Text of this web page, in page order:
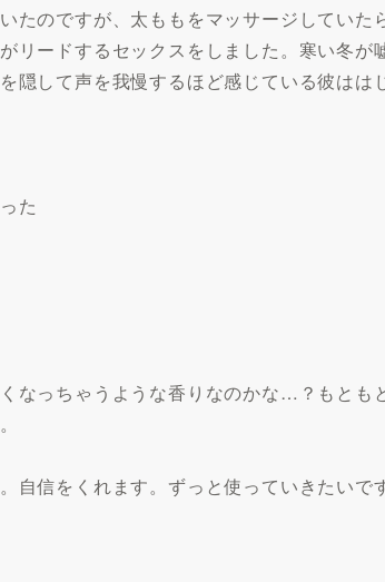
たのですが、太ももをマッサージしていた
リードするセックスをしました。寒い冬が
隠して声を我慢するほど感じている彼はは
た
なっちゃうような香りなのかな…？もとも
自信をくれます。ずっと使っていきたいで